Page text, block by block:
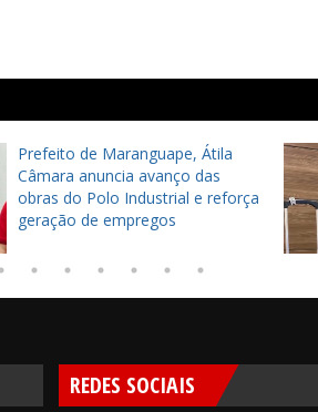
Prefeito de Maranguape, Átila
Câmara anuncia avanço das
obras do Polo Industrial e reforça
geração de empregos
REDES SOCIAIS